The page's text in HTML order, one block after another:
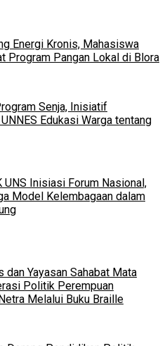
Energi Kronis, Mahasiswa
Program Pangan Lokal di Blora
Senja, Inisiatif
Edukasi Warga tentang
UNS Inisiasi Forum Nasional,
Model Kelembagaan dalam
dan Yayasan Sahabat Mata
Politik Perempuan
Melalui Buku Braille